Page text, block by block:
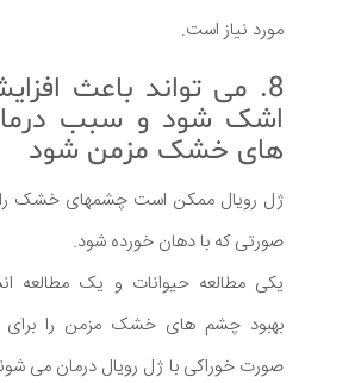
مورد نیاز است.
8. می تواند باعث
اشک شود و سبب
های خشک مزمن شود
ژل رویال ممکن است چشمهای خشک را
صورتی که با دهان خورده شود.
یکی مطالعه حیوانات و یک مطالعه
بهبود چشم های خشک مزمن را برای
صورت خوراکی با ژل رویال درمان می